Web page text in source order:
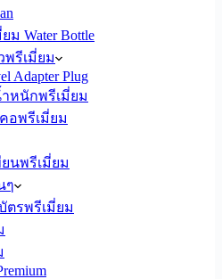
ม Water Bottle
รีเมี่ยม
Adapter Plug
หนักพรีเมี่ยม
อพรีเมี่ยม
นพรีเมี่ยม
ๆ
ตรพรีเมี่ยม